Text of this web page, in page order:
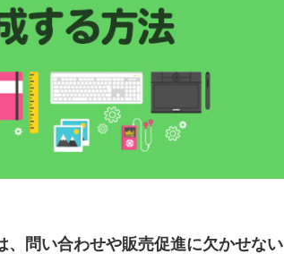
、問い合わせや販売促進に欠かせない